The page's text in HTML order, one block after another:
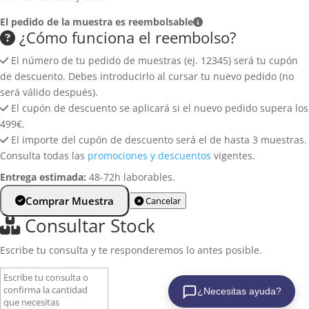
Revestimiento de pared
Aplacados de pared
Azulejos para pared
Zócalos y rodapiés
Política de cookies
El pedido de la muestra es reembolsable
¿Cómo funciona el reembolso?
El número de tu pedido de muestras (ej. 12345) será tu cupón
de descuento. Debes introducirlo al cursar tu nuevo pedido (no
será válido después).
El cupón de descuento se aplicará si el nuevo pedido supera los
499€.
El importe del cupón de descuento será el de hasta 3 muestras.
Consulta todas las promociones y descuentos vigentes.
Entrega estimada: 48-72h laborables.
Comprar Muestra Cancelar
Consultar Stock
Escribe tu consulta y te responderemos lo antes posible.
¿Necesitas ayuda?